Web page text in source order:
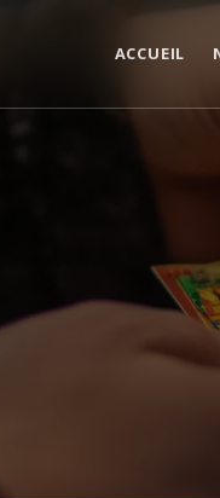
ACCUEIL